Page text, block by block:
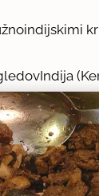
Indija